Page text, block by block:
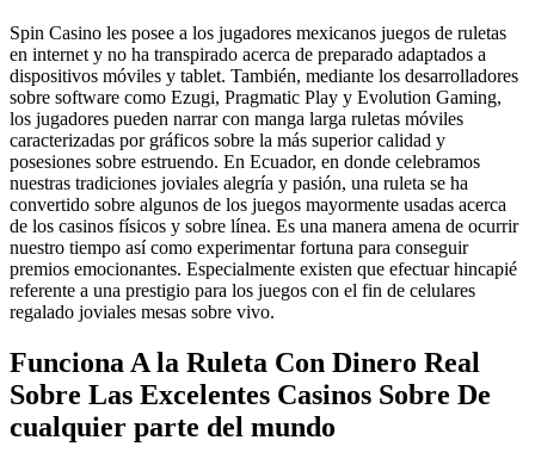
Spin Casino les posee a los jugadores mexicanos juegos de ruletas
en internet y no ha transpirado acerca de preparado adaptados a
dispositivos móviles y tablet. También, mediante los desarrolladores
sobre software como Ezugi, Pragmatic Play y Evolution Gaming,
los jugadores pueden narrar con manga larga ruletas móviles
caracterizadas por gráficos sobre la más superior calidad y
posesiones sobre estruendo. En Ecuador, en donde celebramos
nuestras tradiciones joviales alegría y pasión, una ruleta se ha
convertido sobre algunos de los juegos mayormente usadas acerca
de los casinos físicos y sobre línea. Es una manera amena de ocurrir
nuestro tiempo así­ como experimentar fortuna para conseguir
premios emocionantes. Especialmente existen que efectuar hincapié
referente a una prestigio para los juegos con el fin de celulares
regalado joviales mesas sobre vivo.
Funciona A la Ruleta Con Dinero Real
Sobre Las Excelentes Casinos Sobre De
cualquier parte del mundo